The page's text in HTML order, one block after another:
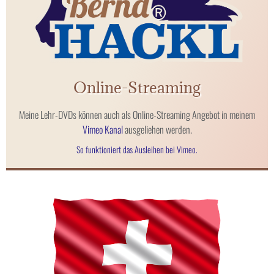
Online-Streaming
Meine Lehr-DVDs können auch als Online-Streaming Angebot in meinem
Vimeo Kanalausgeliehen werden.
So funktioniert das Ausleihen bei Vimeo.